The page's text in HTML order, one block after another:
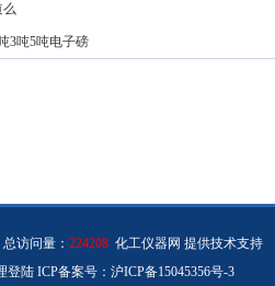
3吨5吨电子磅
访问量： 224208 化工仪器网 提供技术支持
登陆ICP备案号： 沪ICP备15045356号-3